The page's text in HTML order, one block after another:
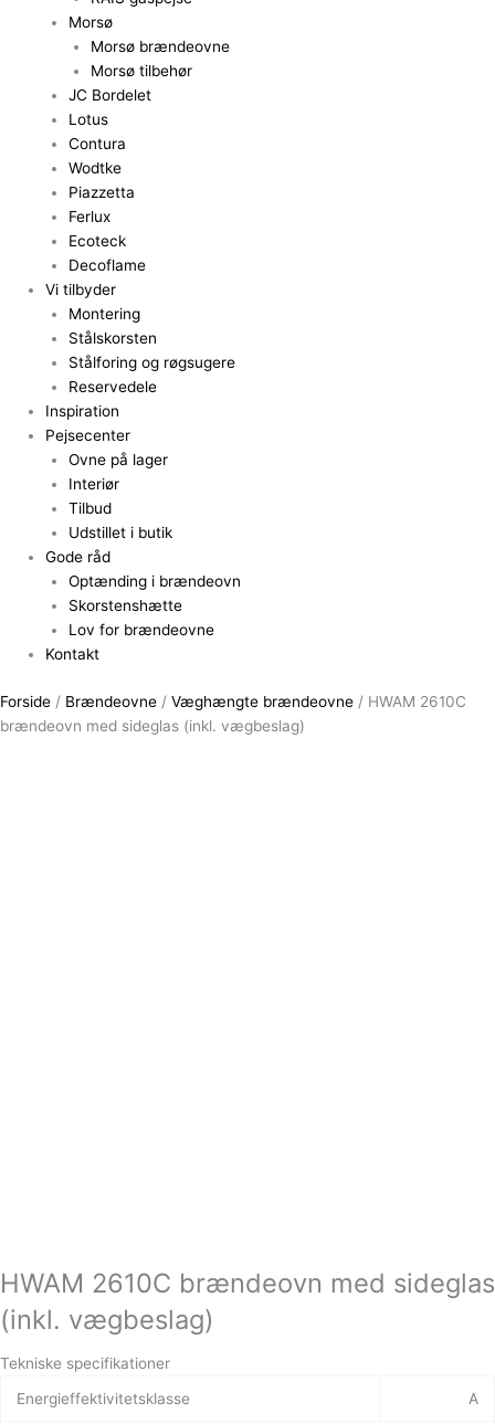
Morsø
Morsø brændeovne
Morsø tilbehør
JC Bordelet
Lotus
Contura
Wodtke
Piazzetta
Ferlux
Ecoteck
Decoflame
Vi tilbyder
Montering
Stålskorsten
Stålforing og røgsugere
Reservedele
Inspiration
Pejsecenter
Ovne på lager
Interiør
Tilbud
Udstillet i butik
Gode råd
Optænding i brændeovn
Skorstenshætte
Lov for brændeovne
Kontakt
Forside / Brændeovne / Væghængte brændeovne / HWAM 2610C
brændeovn med sideglas (inkl. vægbeslag)
HWAM 2610C brændeovn med sideglas
(inkl. vægbeslag)
Tekniske specifikationer
Energieffektivitetsklasse
A